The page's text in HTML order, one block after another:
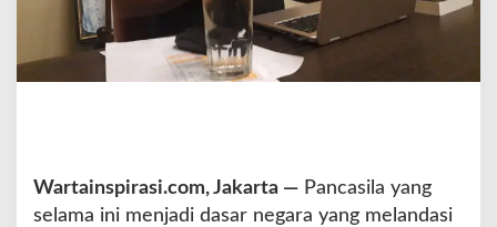
a
n
M
a
n
Wartainspirasi.com, Jakarta — Pancasila yang
selama ini menjadi dasar negara yang melandasi